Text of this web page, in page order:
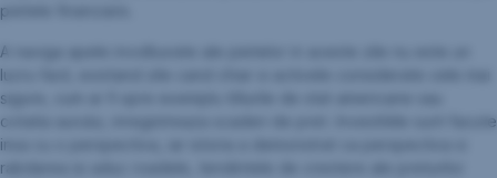
pietele financiare.
A naviga apele involburate ale pietelor in aceste zile nu este un
lucru facil, existand zile cand chiar si activele considerate cele mai
sigure, cum ar fi spre exemplu titlurile de stat americane sau
cotatia aurului, inregistreaza scaderi de pret. Investitiile sunt facute
insa cu o perspectiva, iar istoria a demonstrat ca perspectiva si
rabdarea isi aduc roadele, tendintele de crestere ale preturilor